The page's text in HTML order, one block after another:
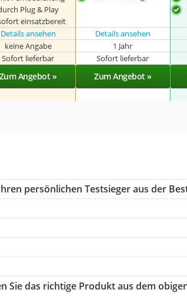
Plug & Play
einsatzbereit
Details ansehen Details ansehen
keine Angabe 1 Jahr
Sofort lieferbar Sofort lieferbar
Zum Angebot » Zum Angebot »
persönlichen Testsieger aus der
Sie das richtige Produkt aus dem